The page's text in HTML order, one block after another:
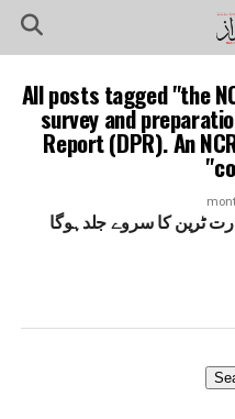
All posts tagged "the
survey and
Report (DPR). An
ٹرین کا سروے جلدہوگا